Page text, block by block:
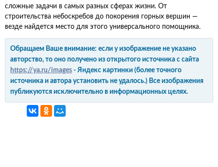
сложные задачи в самых разных сферах жизни. От
строительства небоскребов до покорения горных вершин —
везде найдется место для этого универсального помощника.
Обращаем Ваше внимание: если у изображение не указано
авторство, то оно получено из открытого источника с сайта
https://ya.ru/images - Яндекс картинки (более точного
источника и автора установить не удалось.) Все изображения
публикуются исключительно в информационных целях.